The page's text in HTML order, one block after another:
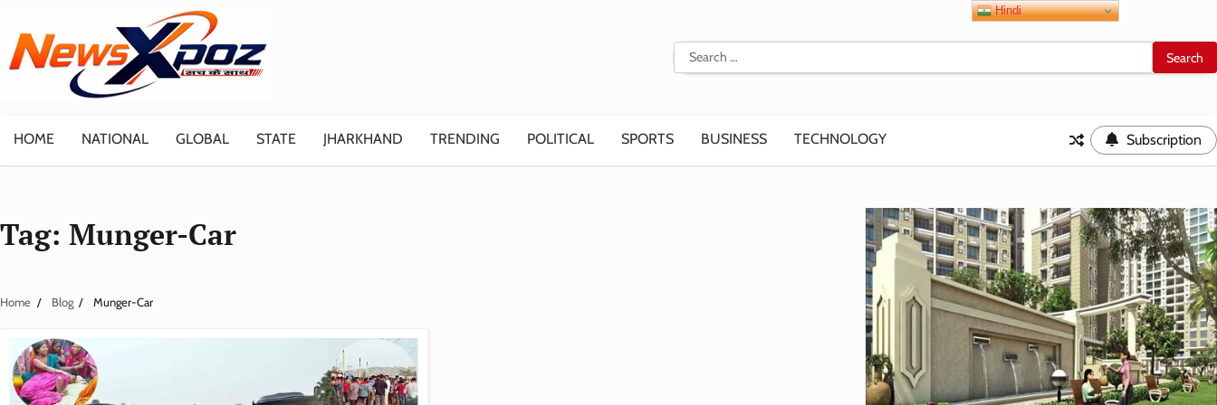
content
Search
for:
HOME NATIONAL GLOBAL STATE JHARKHAND TRENDING POLITICAL SPORTS BUSINESS TECHNOLOGY Subscription
Tag: Munger-Car
Home Blog Munger-Car
Hindi